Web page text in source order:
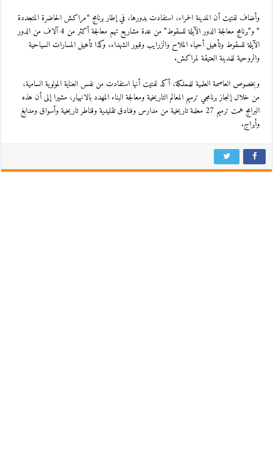
وأضاف لفتيت أن المدينة الحمراء، استفادت بدورها، في إطار برنامج “مراكش الحاضرة المتجددة
” و”برنامج معالجة الدور الآيلة للسقوط” من عدة مشاريع تهم معالجة أكثر من 4 آلاف من الدور
الآيلة للسقوط وتأهيل أحياء الملاح والزرايب وقبور الشهداء، وكذا تأهيل المسارات السياحية
والروحية للمدينة العتيقة لمراكش.
وبخصوص العاصمة العلمية للمملكة، أكد لفتيت أنها استفادت من نفس العناية المولوية السامية،
من خلال إنجاز برنامجي ترميم المعالم التاريخية ومعالجة البناء المهدد بالانهيار، مشيرا إلى أن هذه
البرامج همت ترميم 27 معلمة تاريخية من مدارس وفنادق تقليدية وقناطر تاريخية وأسواق ومدابغ
وأبراج.